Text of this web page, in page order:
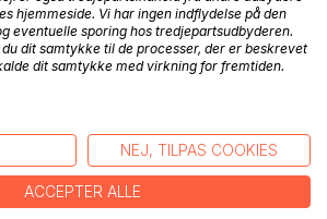
provokeret af ydre omstændigheder
kognitionsmaskine" og starter en
er svært at overskue, hvem der
til at tilegne sig viden, ikke
linierne på det, han læser, og i
danner han hele tiden en bagside af
til at arkivere sin viden på en måde,
med et bestemt kodeord på et
hjemmeside. Vi har ingen indflydelse på den
eventuelle sporing hos tredjepartsudbyderen.
dit samtykke til de processer, der er beskrevet
dit samtykke med virkning for fremtiden.
NEJ, TILPAS COOKIES
ACCEPTER ALLE